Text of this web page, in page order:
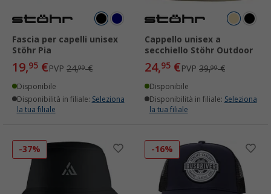
Fascia per capelli unisex
Stöhr Pia
19,95 €PVP 24,99€
Disponibile
Disponibilità in filiale: Seleziona
la tua filiale
Cappello unisex a
secchiello Stöhr Outdoor
24,95 €PVP 39,99€
Disponibile
Disponibilità in filiale: Seleziona
la tua filiale
-37% -16%